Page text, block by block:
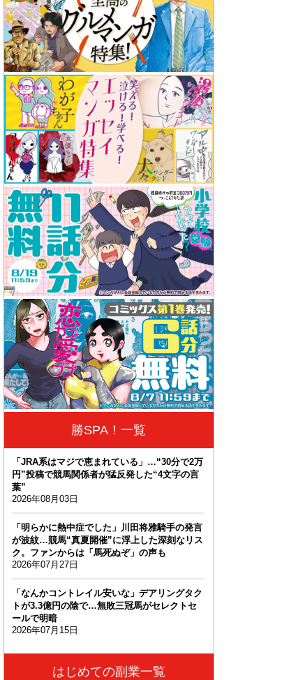
勝SPA！一覧
「JRA系はマジで恵まれている」…“30分で2万
円”投稿で競馬関係者が猛反発した“4文字の言
葉”
2026年08月03日
「明らかに熱中症でした」川田将雅騎手の発言
が波紋…競馬“真夏開催”に浮上した深刻なリス
ク。ファンからは「馬死ぬぞ」の声も
2026年07月27日
「なんかコントレイル安いな」デアリングタク
トが3.3億円の陰で…無敗三冠馬がセレクトセ
ールで明暗
2026年07月15日
はじめての副業一覧